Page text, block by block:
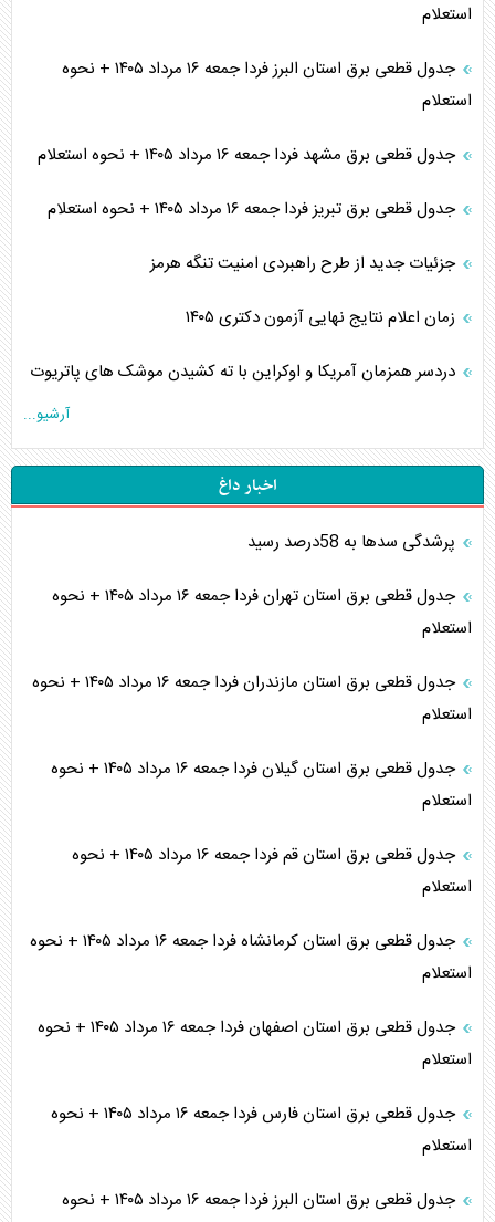
استعلام
جدول قطعی برق استان البرز فردا جمعه ۱۶ مرداد ۱۴۰۵ + نحوه
استعلام
جدول قطعی برق مشهد فردا جمعه ۱۶ مرداد ۱۴۰۵ + نحوه استعلام
جدول قطعی برق تبریز فردا جمعه ۱۶ مرداد ۱۴۰۵ + نحوه استعلام
جزئیات جدید از طرح راهبردی امنیت تنگه هرمز
زمان اعلام نتایج نهایی آزمون دکتری ۱۴۰۵
دردسر همزمان آمریکا و اوکراین با ته کشیدن موشک های پاتریوت
آرشیو...
اخبار داغ
پرشدگی سدها به 58درصد رسید
جدول قطعی برق استان تهران فردا جمعه ۱۶ مرداد ۱۴۰۵ + نحوه
استعلام
جدول قطعی برق استان مازندران فردا جمعه ۱۶ مرداد ۱۴۰۵ + نحوه
استعلام
جدول قطعی برق استان گیلان فردا جمعه ۱۶ مرداد ۱۴۰۵ + نحوه
استعلام
جدول قطعی برق استان قم فردا جمعه ۱۶ مرداد ۱۴۰۵ + نحوه
استعلام
جدول قطعی برق استان کرمانشاه فردا جمعه ۱۶ مرداد ۱۴۰۵ + نحوه
استعلام
جدول قطعی برق استان اصفهان فردا جمعه ۱۶ مرداد ۱۴۰۵ + نحوه
استعلام
جدول قطعی برق استان فارس فردا جمعه ۱۶ مرداد ۱۴۰۵ + نحوه
استعلام
جدول قطعی برق استان البرز فردا جمعه ۱۶ مرداد ۱۴۰۵ + نحوه